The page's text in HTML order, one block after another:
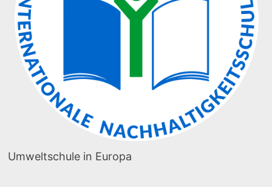
Umweltschule in Europa